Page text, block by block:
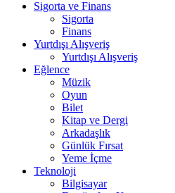
Sigorta ve Finans
Sigorta
Finans
Yurtdışı Alışveriş
Yurtdışı Alışveriş
Eğlence
Müzik
Oyun
Bilet
Kitap ve Dergi
Arkadaşlık
Günlük Fırsat
Yeme İçme
Teknoloji
Bilgisayar